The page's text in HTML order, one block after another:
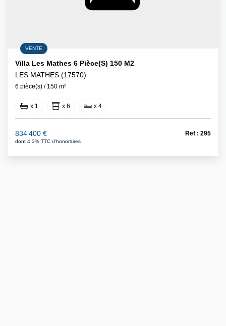
VENTE
Villa Les Mathes 6 Pièce(s) 150 M2
LES MATHES (17570)
6 pièce(s) / 150 m²
x 1 x 6 x 4
834 400 €
dont 4.3% TTC d'honoraires
Ref : 295